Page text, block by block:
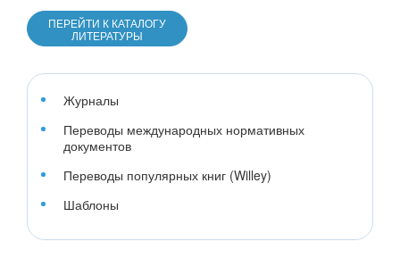
ПЕРЕЙТИ К КАТАЛОГУ
ЛИТЕРАТУРЫ
Журналы
Переводы международных нормативных
документов
Переводы популярных книг (Willey)
Шаблоны